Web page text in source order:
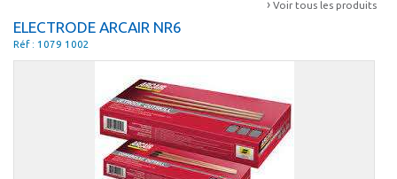
› Voir tous les produits
ELECTRODE ARCAIR NR6
Réf : 1079 1002